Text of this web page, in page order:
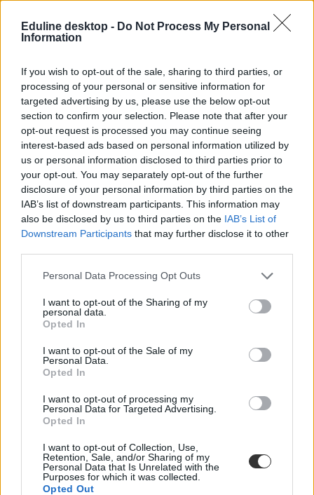
Eduline desktop - Do Not Process My Personal
Information
If you wish to opt-out of the sale, sharing to third parties, or
processing of your personal or sensitive information for
targeted advertising by us, please use the below opt-out
section to confirm your selection. Please note that after your
opt-out request is processed you may continue seeing
interest-based ads based on personal information utilized by
us or personal information disclosed to third parties prior to
your opt-out. You may separately opt-out of the further
disclosure of your personal information by third parties on the
IAB’s list of downstream participants. This information may
also be disclosed by us to third parties on the IAB’s List of
Downstream Participants that may further disclose it to other
Personal Data Processing Opt Outs
I want to opt-out of the Sharing of my
personal data.
Opted In
I want to opt-out of the Sale of my
Personal Data.
Opted In
I want to opt-out of processing my
Personal Data for Targeted Advertising.
Opted In
I want to opt-out of Collection, Use,
Retention, Sale, and/or Sharing of my
Personal Data that Is Unrelated with the
Purposes for which it was collected.
Opted Out
„Fiús” és „lányos” szakmák 2026-ban: még mindig
erősek a nemi sztereotípiák Magyarországon
Egy friss reprezentatív felmérés alapján a válaszadók közel 80
százaléka szerint továbbra is erősen jelen van az a gondolkodás,
miszerint léteznek „fiús” és „lányos” szakmák.
frissdiplomások
DPR
pályakezdő
jövedelem
matekérettségi
matematika érettségi